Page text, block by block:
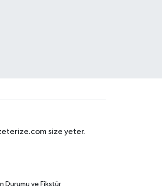
size yeter.
Durumu ve Fikstür